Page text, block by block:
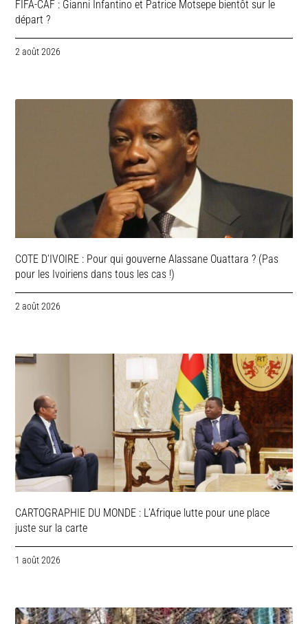
FIFA-CAF : Gianni Infantino et Patrice Motsepe bientôt sur le
départ ?
2 août 2026
COTE D’IVOIRE : Pour qui gouverne Alassane Ouattara ? (Pas
pour les Ivoiriens dans tous les cas !)
2 août 2026
CARTOGRAPHIE DU MONDE : L’Afrique lutte pour une place
juste sur la carte
1 août 2026